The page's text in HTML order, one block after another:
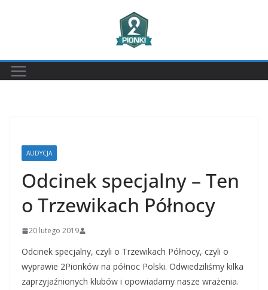
AUDYCJA
Odcinek specjalny – Ten
o Trzewikach Północy
20 lutego 2019
Odcinek specjalny, czyli o Trzewikach Północy, czyli o
wyprawie 2Pionków na północ Polski. Odwiedziliśmy kilka
zaprzyjaźnionych klubów i opowiadamy nasze wrażenia.